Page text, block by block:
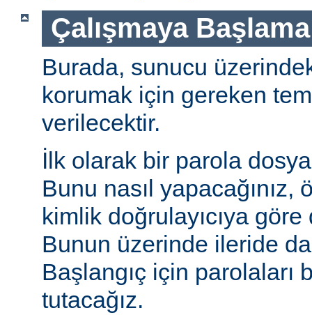
Çalışmaya Başlama
Burada, sunucu
korumak için gereken
verilecektir.
İlk olarak bir parola
Bunu nasıl
kimlik doğrulayıcıya
Bunun üzerinde ileride
Başlangıç için parolaları
tutacağız.